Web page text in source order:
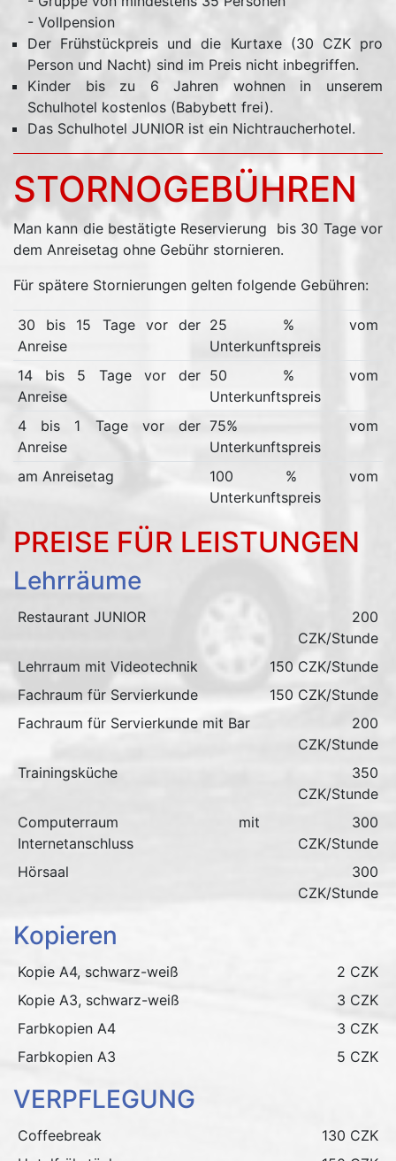
- Vollpension
Der Frühstückpreis und die Kurtaxe (30 CZK pro
Person und Nacht) sind im Preis nicht inbegriffen.
Kinder bis zu 6 Jahren wohnen in unserem
Schulhotel kostenlos (Babybett frei).
Das Schulhotel JUNIOR ist ein Nichtraucherhotel.
STORNOGEBÜHREN
Man kann die bestätigte Reservierung bis 30 Tage vor
dem Anreisetag ohne Gebühr stornieren.
Für spätere Stornierungen gelten folgende Gebühren:
30 bis 15 Tage vor der
Anreise
25 % vom
Unterkunftspreis
14 bis 5 Tage vor der
Anreise
50 % vom
Unterkunftspreis
4 bis 1 Tage vor der
Anreise
75% vom
Unterkunftspreis
am Anreisetag
100 % vom
Unterkunftspreis
PREISE FÜR LEISTUNGEN
Lehrräume
Restaurant JUNIOR
200
CZK/Stunde
Lehrraum mit Videotechnik
150 CZK/Stunde
Fachraum für Servierkunde
150 CZK/Stunde
Fachraum für Servierkunde mit Bar
200
CZK/Stunde
Trainingsküche
350
CZK/Stunde
Computerraum mit
Internetanschluss
300
CZK/Stunde
Hörsaal
300
CZK/Stunde
Kopieren
Kopie A4, schwarz-weiß
2 CZK
Kopie A3, schwarz-weiß
3 CZK
Farbkopien A4
3 CZK
Farbkopien A3
5 CZK
VERPFLEGUNG
Coffeebreak
130 CZK